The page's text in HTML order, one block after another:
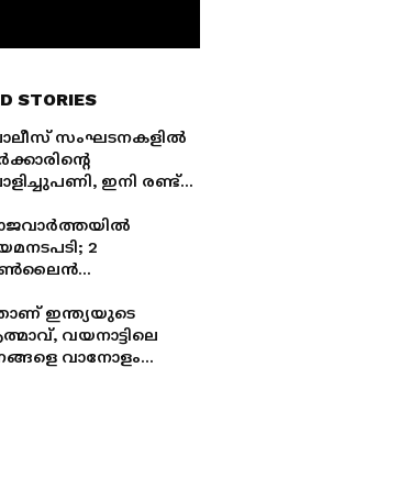
STORIES
സംഘടനകളിൽ
ഇനി രണ്ട്
പരാതി
നിലവിലെ
2
പി
മറ്റ്
നാളെ
ഇന്ത്യയുടെ
വയനാട്ടിലെ
വാനോളം